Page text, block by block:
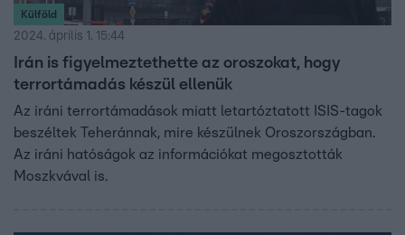
Külföld
2024. április 1. 15:44
Irán is figyelmeztethette az oroszokat, hogy
terrortámadás készül ellenük
Az iráni terrortámadások miatt letartóztatott ISIS-tagok
beszéltek Teheránnak, mire készülnek Oroszországban.
Az iráni hatóságok az információkat megosztották
Moszkvával is.